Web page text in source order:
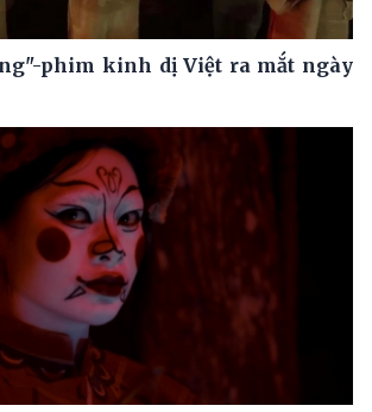
phim kinh dị Việt ra mắt ngày